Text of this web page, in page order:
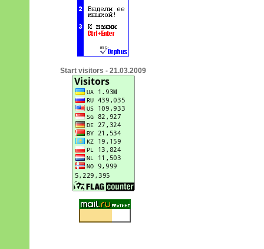
Start visitors - 21.03.2009